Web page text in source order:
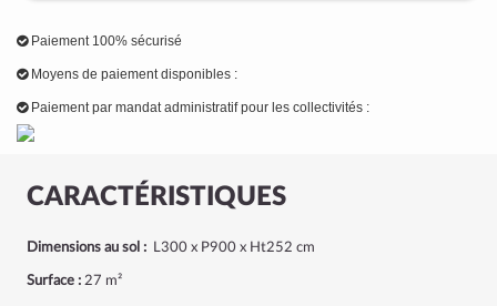
CARACTÉRISTIQUES
Dimensions au sol : L300 x P900 x Ht252 cm
Surface : 27 m²
Paiement 100% sécurisé
Moyens de paiement disponibles :
Paiement par mandat administratif pour les collectivités :